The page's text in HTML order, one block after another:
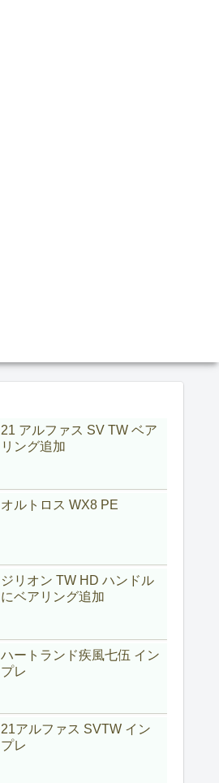
21 アルファス SV TW ベア
リング追加
オルトロス WX8 PE
ジリオン TW HD ハンドル
にベアリング追加
ハートランド疾風七伍 イン
プレ
21アルファス SVTW イン
プレ